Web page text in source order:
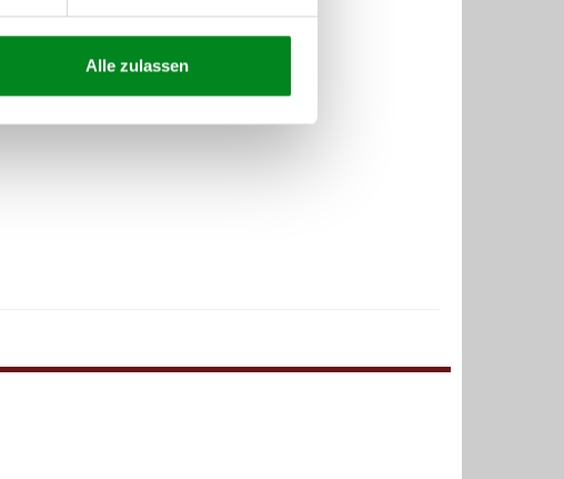
Alle zulassen